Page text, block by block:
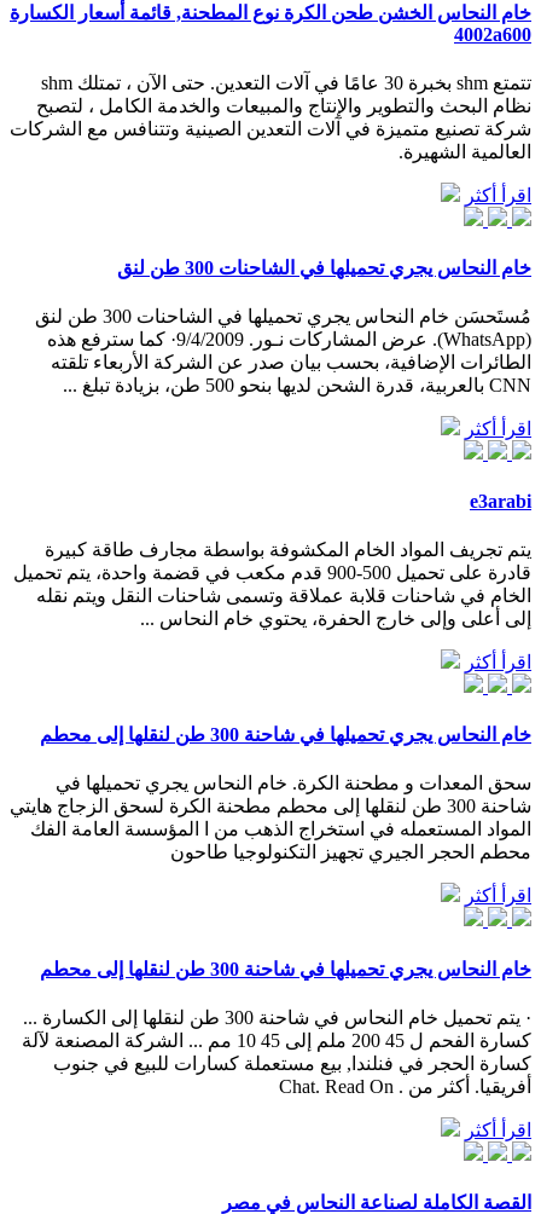
خام النحاس الخشن طحن الكرة نوع المطحنة, قائمة أسعار الكسارة
4002a600
تتمتع shm بخبرة 30 عامًا في آلات التعدين. حتى الآن ، تمتلك shm
نظام البحث والتطوير والإنتاج والمبيعات والخدمة الكامل ، لتصبح
شركة تصنيع متميزة في آلات التعدين الصينية وتتنافس مع الشركات
العالمية الشهيرة.
اقرأ أكثر
خام النحاس يجري تحميلها في الشاحنات 300 طن لنق
مُستَحسَن خام النحاس يجري تحميلها في الشاحنات 300 طن لنق
(WhatsApp). عرض المشاركات نـور. 9/4/2009· كما سترفع هذه
الطائرات الإضافية، بحسب بيان صدر عن الشركة الأربعاء تلقته
CNN بالعربية، قدرة الشحن لديها بنحو 500 طن، بزيادة تبلغ ...
اقرأ أكثر
e3arabi
يتم تجريف المواد الخام المكشوفة بواسطة مجارف طاقة كبيرة
قادرة على تحميل 500-900 قدم مكعب في قضمة واحدة، يتم تحميل
الخام في شاحنات قلابة عملاقة وتسمى شاحنات النقل ويتم نقله
إلى أعلى وإلى خارج الحفرة، يحتوي خام النحاس ...
اقرأ أكثر
خام النحاس يجري تحميلها في شاحنة 300 طن لنقلها إلى محطم
سحق المعدات و مطحنة الكرة. خام النحاس يجري تحميلها في
شاحنة 300 طن لنقلها إلى محطم مطحنة الكرة لسحق الزجاج هايتي
المواد المستعمله في استخراج الذهب من ا المؤسسة العامة الفك
محطم الحجر الجيري تجهيز التكنولوجيا طاحون
اقرأ أكثر
خام النحاس يجري تحميلها في شاحنة 300 طن لنقلها إلى محطم
· يتم تحميل خام النحاس في شاحنة 300 طن لنقلها إلى الكسارة ...
كسارة الفحم ل 45 200 ملم إلى 45 10 مم ... الشركة المصنعة لآلة
كسارة الحجر في فنلندا, بيع مستعملة كسارات للبيع في جنوب
أفريقيا. أكثر من . Chat. Read On
اقرأ أكثر
القصة الكاملة لصناعة النحاس في مصر